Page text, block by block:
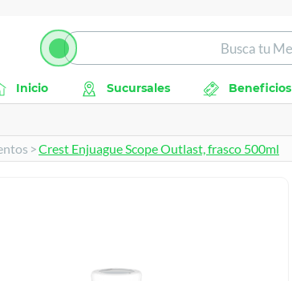
Inicio Sucursales Beneficios
>Crest Enjuague Scope Outlast, frasco 500ml